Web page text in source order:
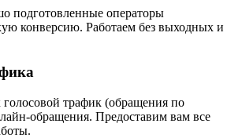
подготовленные операторы
конверсию. Работаем без выходных и
трафик (обращения по
обращения. Предоставим вам все